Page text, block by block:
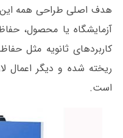
هدف اصلی طراحی همه این
آزمایشگاه یا محصول،
کاربردهای ثانویه مثل
ریخته شده و دیگر اعمال
است.